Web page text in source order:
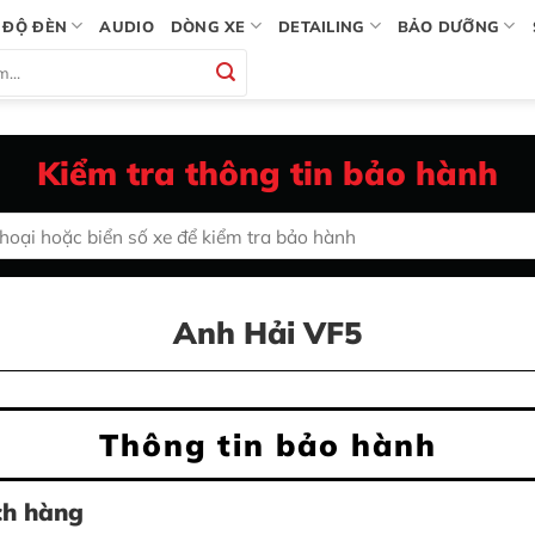
ĐỘ ĐÈN AUDIO DÒNG XE DETAILING BẢO DƯỠNG
Kiểm tra thông tin bảo hành
Anh Hải VF5
Thông tin bảo hành
hàng